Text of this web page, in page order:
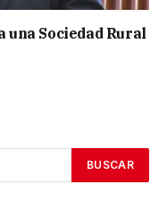
una Sociedad Rural